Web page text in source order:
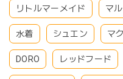
リトルマーメイド マ
水着 シュエン マ
DORO レッドフード